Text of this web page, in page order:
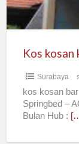
Kos
Surabaya
kos kosan
Springbed –
Bulan Hub :